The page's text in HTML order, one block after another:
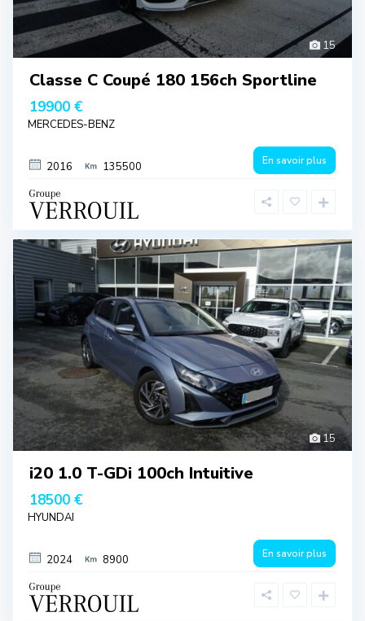
15
Classe C Coupé 180 156ch Sportline
19900 €
MERCEDES-BENZ
2016 135500 En savoir plus
15
i20 1.0 T-GDi 100ch Intuitive
18500 €
HYUNDAI
2024 8900 En savoir plus